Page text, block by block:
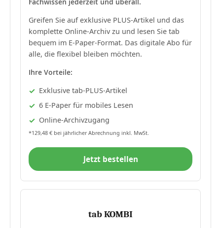
Greifen Sie auf exklusive PLUS-Artikel und das
komplette Online-Archiv zu und lesen Sie tab
bequem im E-Paper-Format. Das digitale Abo für
alle, die flexibel bleiben möchten.
Ihre Vorteile:
Exklusive tab-PLUS-Artikel
6 E-Paper für mobiles Lesen
Online-Archivzugang
*129,48 € bei jährlicher Abrechnung inkl. MwSt.
Jetzt bestellen
tab KOMBI